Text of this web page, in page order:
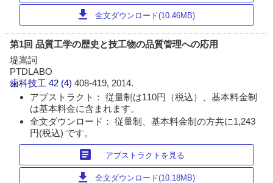
download 全文ダウンロード(10.46MB)
第1回 品質工学の歴史と技工物の品質管理への応用
堤嵩詞
PTDLABO
歯科技工 42 (4)408-419, 2014.
アブストラクト： 従量制は110円（税込）、基本料金制
は基本料金に含まれます。
全文ダウンロード： 従量制、基本料金制の方共に1,243
円(税込) です。
article アブストラクトを見る
download 全文ダウンロード(10.18MB)